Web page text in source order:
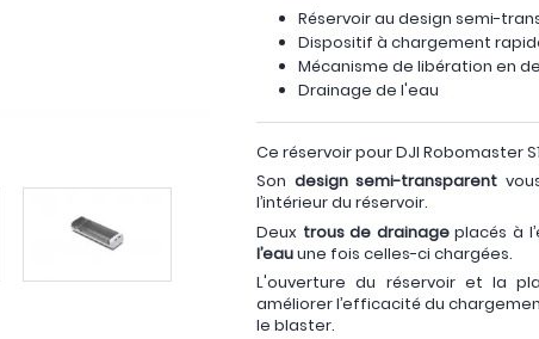
Réservoir au design semi-
Dispositif à chargement
Mécanisme de libération en
Drainage de l'eau
Ce réservoir pour DJI Robomaster
Son design semi-transparent
l’intérieur du réservoir.
Deux trous de drainageplacés à
l’eauune fois celles-ci chargées.
L'ouverture du réservoir et la
améliorer l’efficacité du
le blaster.